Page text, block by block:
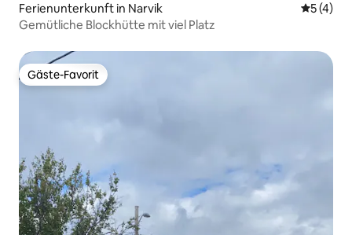
Ferienunterkunft in Narvik
5 (4)
Gemütliche Blockhütte mit viel Platz
Gäste-Favorit
Gäste-Favorit